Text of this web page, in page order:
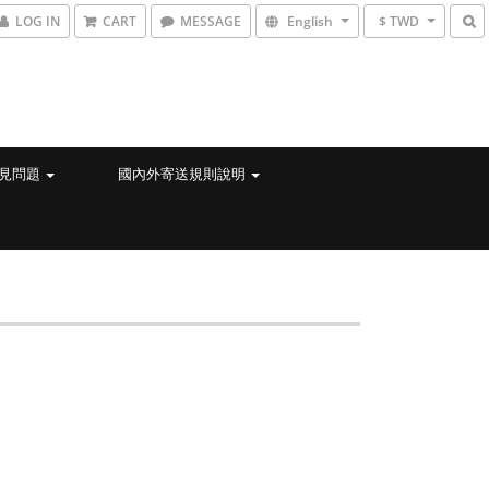
LOG IN CART MESSAGE English $ TWD
問題 國內外寄送規則說明